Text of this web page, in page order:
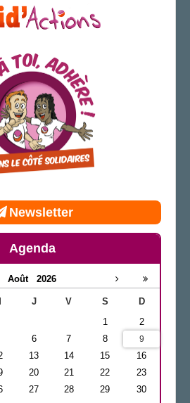
Newsletter
Agenda
Août 2026
J V S
D
1
2
6 7 8 9
13 14 15
16
20 21 22
23
27 28 29
30